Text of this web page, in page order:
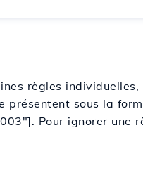
règles
présentent sous la
Pour ignorer une